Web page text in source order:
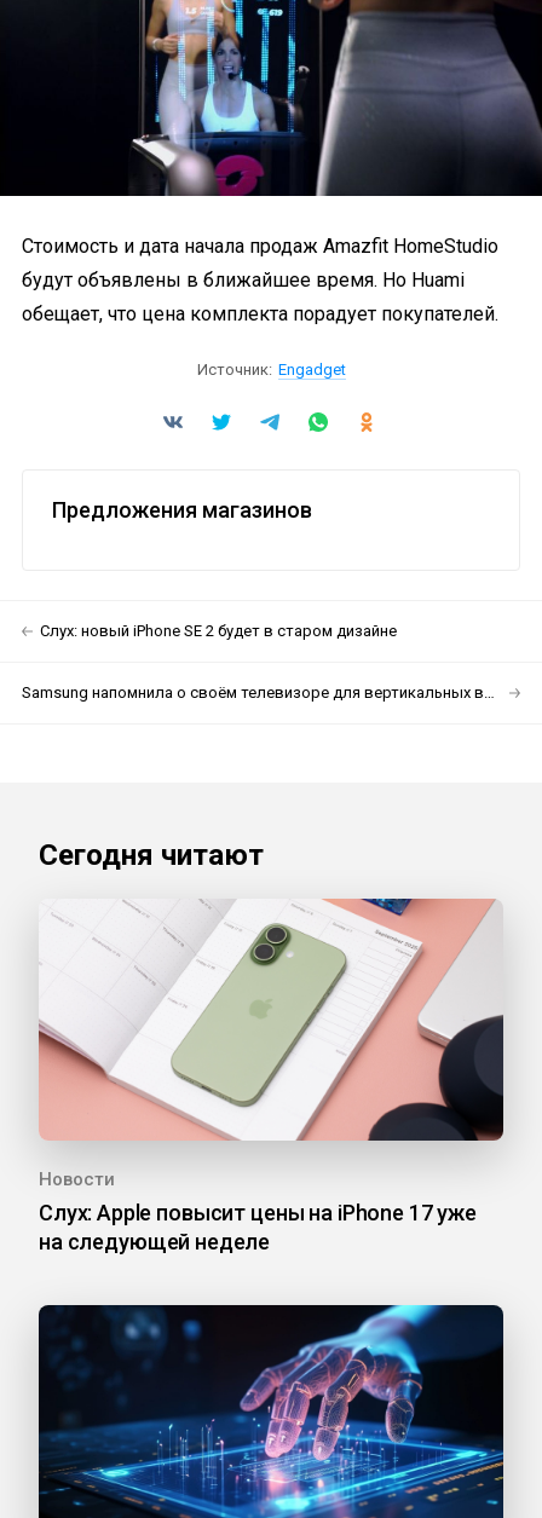
Стоимость и дата начала продаж Amazfit HomeStudio
будут объявлены в ближайшее время. Но Huami
обещает, что цена комплекта порадует покупателей.
Источник: Engadget
Предложения магазинов
Слух: новый iPhone SE 2 будет в старом дизайне
Samsung напомнила о своём телевизоре для вертикальных видео
Сегодня читают
Новости
Слух: Apple повысит цены на iPhone 17 уже
на следующей неделе